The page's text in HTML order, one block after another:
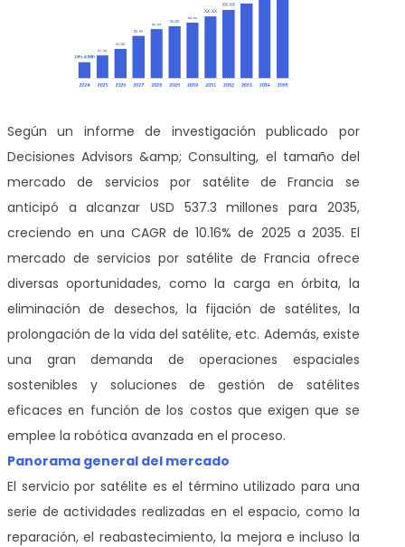
Según un informe de investigación publicado por
Decisiones Advisors &amp; Consulting, el tamaño del
mercado de servicios por satélite de Francia se
anticipó a alcanzar USD 537.3 millones para 2035,
creciendo en una CAGR de 10.16% de 2025 a 2035. El
mercado de servicios por satélite de Francia ofrece
diversas oportunidades, como la carga en órbita, la
eliminación de desechos, la fijación de satélites, la
prolongación de la vida del satélite, etc. Además, existe
una gran demanda de operaciones espaciales
sostenibles y soluciones de gestión de satélites
eficaces en función de los costos que exigen que se
emplee la robótica avanzada en el proceso.
Panorama general del mercado
El servicio por satélite es el término utilizado para una
serie de actividades realizadas en el espacio, como la
reparación, el reabastecimiento, la mejora e incluso la